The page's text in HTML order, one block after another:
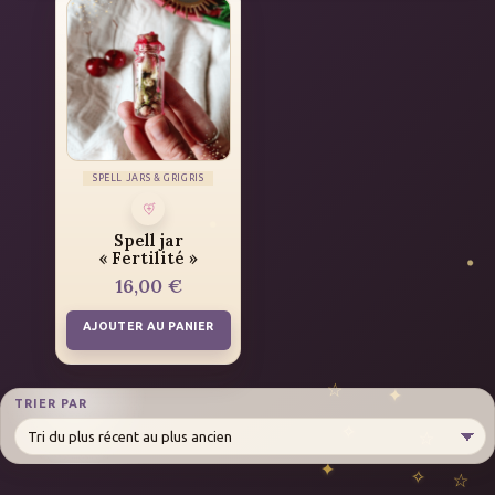
TRIER PAR
SPELL JARS & GRIGRIS
Spell jar
« Fertilité »
16,00 €
AJOUTER AU PANIER